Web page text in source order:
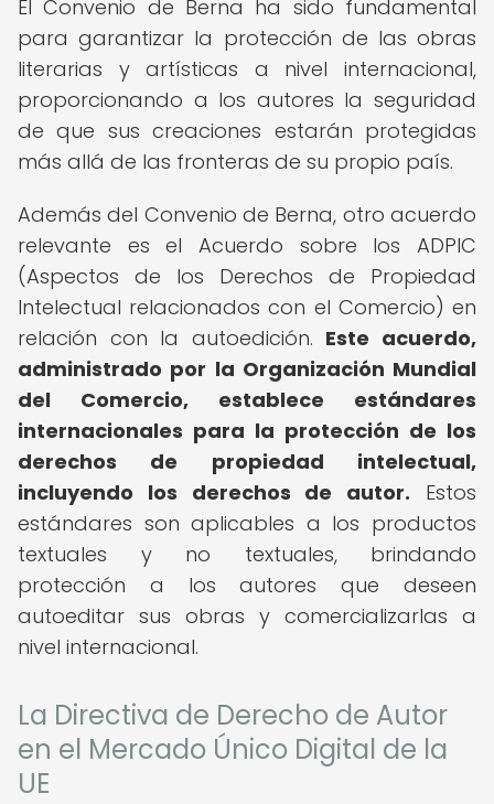
El Convenio de Berna ha sido fundamental
para garantizar la protección de las obras
literarias y artísticas a nivel internacional,
proporcionando a los autores la seguridad
de que sus creaciones estarán protegidas
más allá de las fronteras de su propio país.
Además del Convenio de Berna, otro acuerdo
relevante es el Acuerdo sobre los ADPIC
(Aspectos de los Derechos de Propiedad
Intelectual relacionados con el Comercio) en
relación con la autoedición. Este acuerdo,
administrado por la Organización Mundial
del Comercio, establece estándares
internacionales para la protección de los
derechos de propiedad intelectual,
incluyendo los derechos de autor. Estos
estándares son aplicables a los productos
textuales y no textuales, brindando
protección a los autores que deseen
autoeditar sus obras y comercializarlas a
nivel internacional.
La Directiva de Derecho de Autor
en el Mercado Único Digital de la
UE